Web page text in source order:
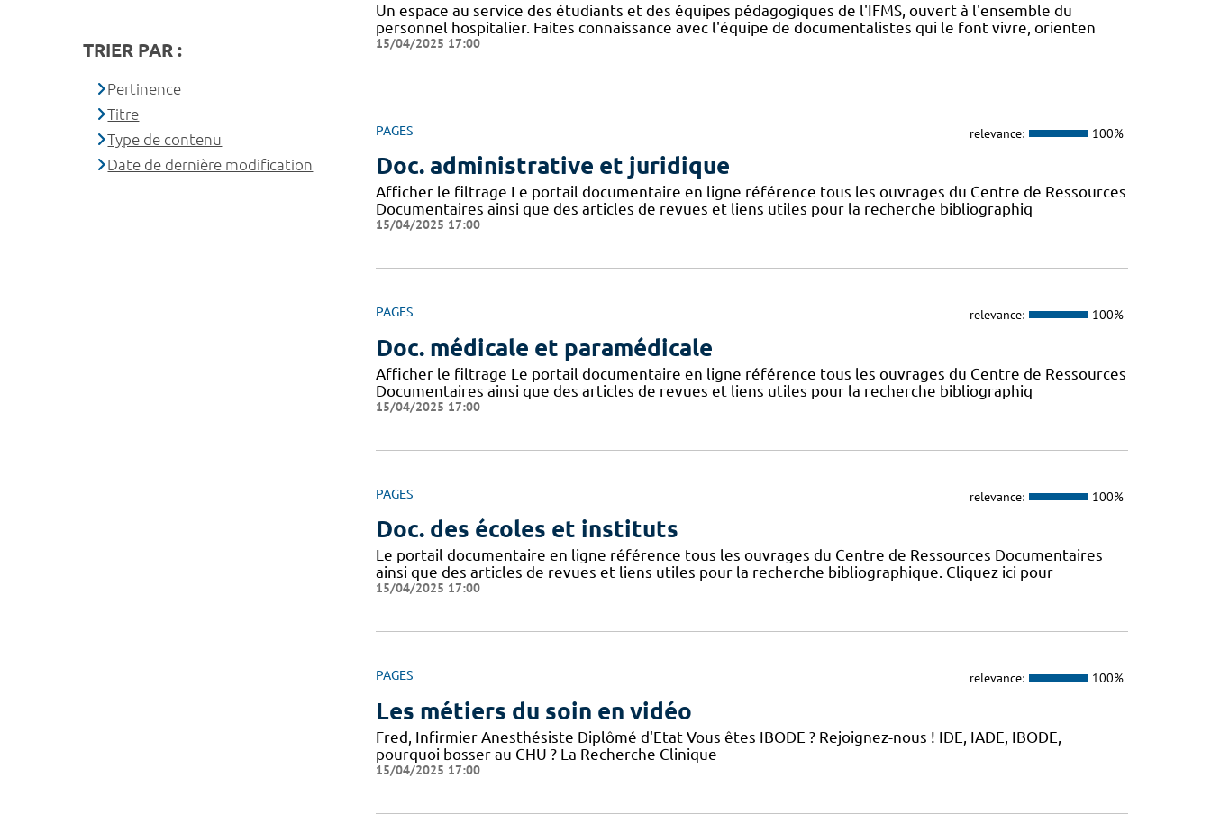
Un espace au service des étudiants et des équipes pédagogiques de l'IFMS, ouvert à l'ensemble du
personnel hospitalier. Faites connaissance avec l'équipe de documentalistes qui le font vivre, orienten
15/04/2025 17:00
PAGES relevance: 100%
Doc. administrative et juridique
Afficher le filtrage Le portail documentaire en ligne référence tous les ouvrages du Centre de Ressources
Documentaires ainsi que des articles de revues et liens utiles pour la recherche bibliographiq
15/04/2025 17:00
PAGES relevance: 100%
Doc. médicale et paramédicale
Afficher le filtrage Le portail documentaire en ligne référence tous les ouvrages du Centre de Ressources
Documentaires ainsi que des articles de revues et liens utiles pour la recherche bibliographiq
15/04/2025 17:00
PAGES relevance: 100%
Doc. des écoles et instituts
Le portail documentaire en ligne référence tous les ouvrages du Centre de Ressources Documentaires
ainsi que des articles de revues et liens utiles pour la recherche bibliographique. Cliquez ici pour
15/04/2025 17:00
PAGES relevance: 100%
Les métiers du soin en vidéo
Fred, Infirmier Anesthésiste Diplômé d'Etat Vous êtes IBODE ? Rejoignez-nous ! IDE, IADE, IBODE,
pourquoi bosser au CHU ? La Recherche Clinique
15/04/2025 17:00
TRIER PAR :
Pertinence
Titre
Type de contenu
Date de dernière modification